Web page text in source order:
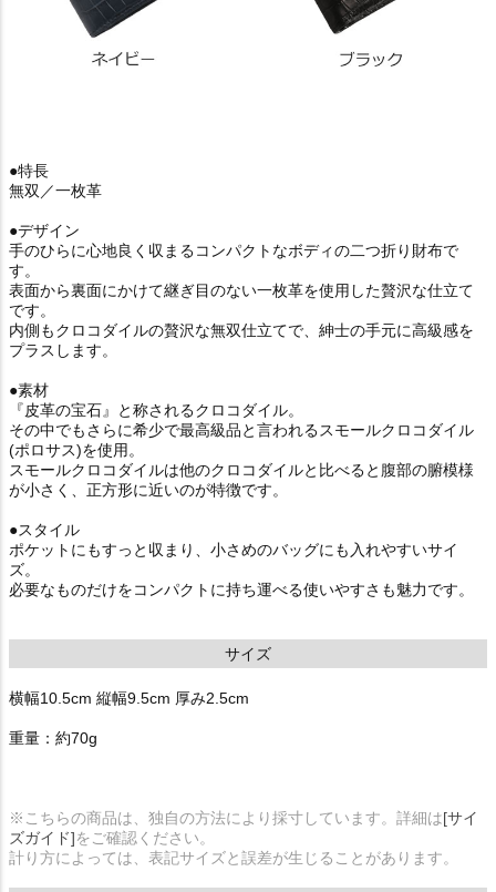
●特長
無双／一枚革
●デザイン
手のひらに心地良く収まるコンパクトなボディの二つ折り財布で
す。
表面から裏面にかけて継ぎ目のない一枚革を使用した贅沢な仕立て
です。
内側もクロコダイルの贅沢な無双仕立てで、紳士の手元に高級感を
プラスします。
●素材
『皮革の宝石』と称されるクロコダイル。
その中でもさらに希少で最高級品と言われるスモールクロコダイル
(ポロサス)を使用。
スモールクロコダイルは他のクロコダイルと比べると腹部の腑模様
が小さく、正方形に近いのが特徴です。
●スタイル
ポケットにもすっと収まり、小さめのバッグにも入れやすいサイ
ズ。
必要なものだけをコンパクトに持ち運べる使いやすさも魅力です。
サイズ
横幅10.5cm 縦幅9.5cm 厚み2.5cm
重量：約70g
※こちらの商品は、独自の方法により採寸しています。詳細は[サイ
ズガイド]をご確認ください。
計り方によっては、表記サイズと誤差が生じることがあります。